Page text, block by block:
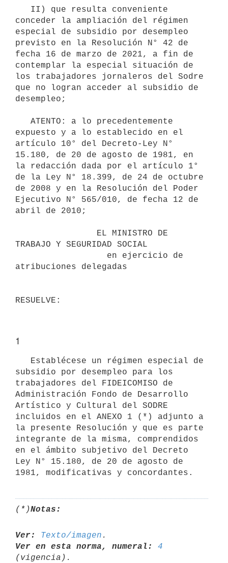
conceder la ampliación del régimen
especial de subsidio por desempleo
previsto en la Resolución N° 42 de
fecha 16 de marzo de 2021, a fin de
contemplar la especial situación de
los trabajadores jornaleros del Sodre
que no logran acceder al subsidio de
desempleo;
expuesto y a lo establecido en el
artículo 10° del Decreto-Ley N°
15.180, de 20 de agosto de 1981, en
la redacción dada por el artículo 1°
de la Ley N° 18.399, de 24 de octubre
de 2008 y en la Resolución del Poder
Ejecutivo N° 565/010, de fecha 12 de
abril de 2010;
TRABAJO Y SEGURIDAD SOCIAL
atribuciones delegadas
1
subsidio por desempleo para los
trabajadores del FIDEICOMISO de
Administración Fondo de Desarrollo
Artístico y Cultural del SODRE
incluidos en el ANEXO 1 (*) adjunto a
la presente Resolución y que es parte
integrante de la misma, comprendidos
en el ámbito subjetivo del Decreto
Ley N° 15.180, de 20 de agosto de
1981, modificativas y concordantes.
(*)Notas:
Ver: Texto/imagen
Ver en esta norma, numeral:
4